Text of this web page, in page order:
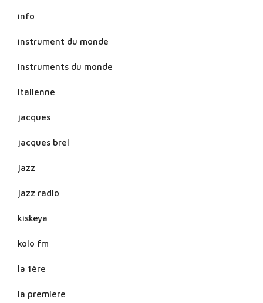
info
instrument du monde
instruments du monde
italienne
jacques
jacques brel
jazz
jazz radio
kiskeya
kolo fm
la 1ère
la premiere